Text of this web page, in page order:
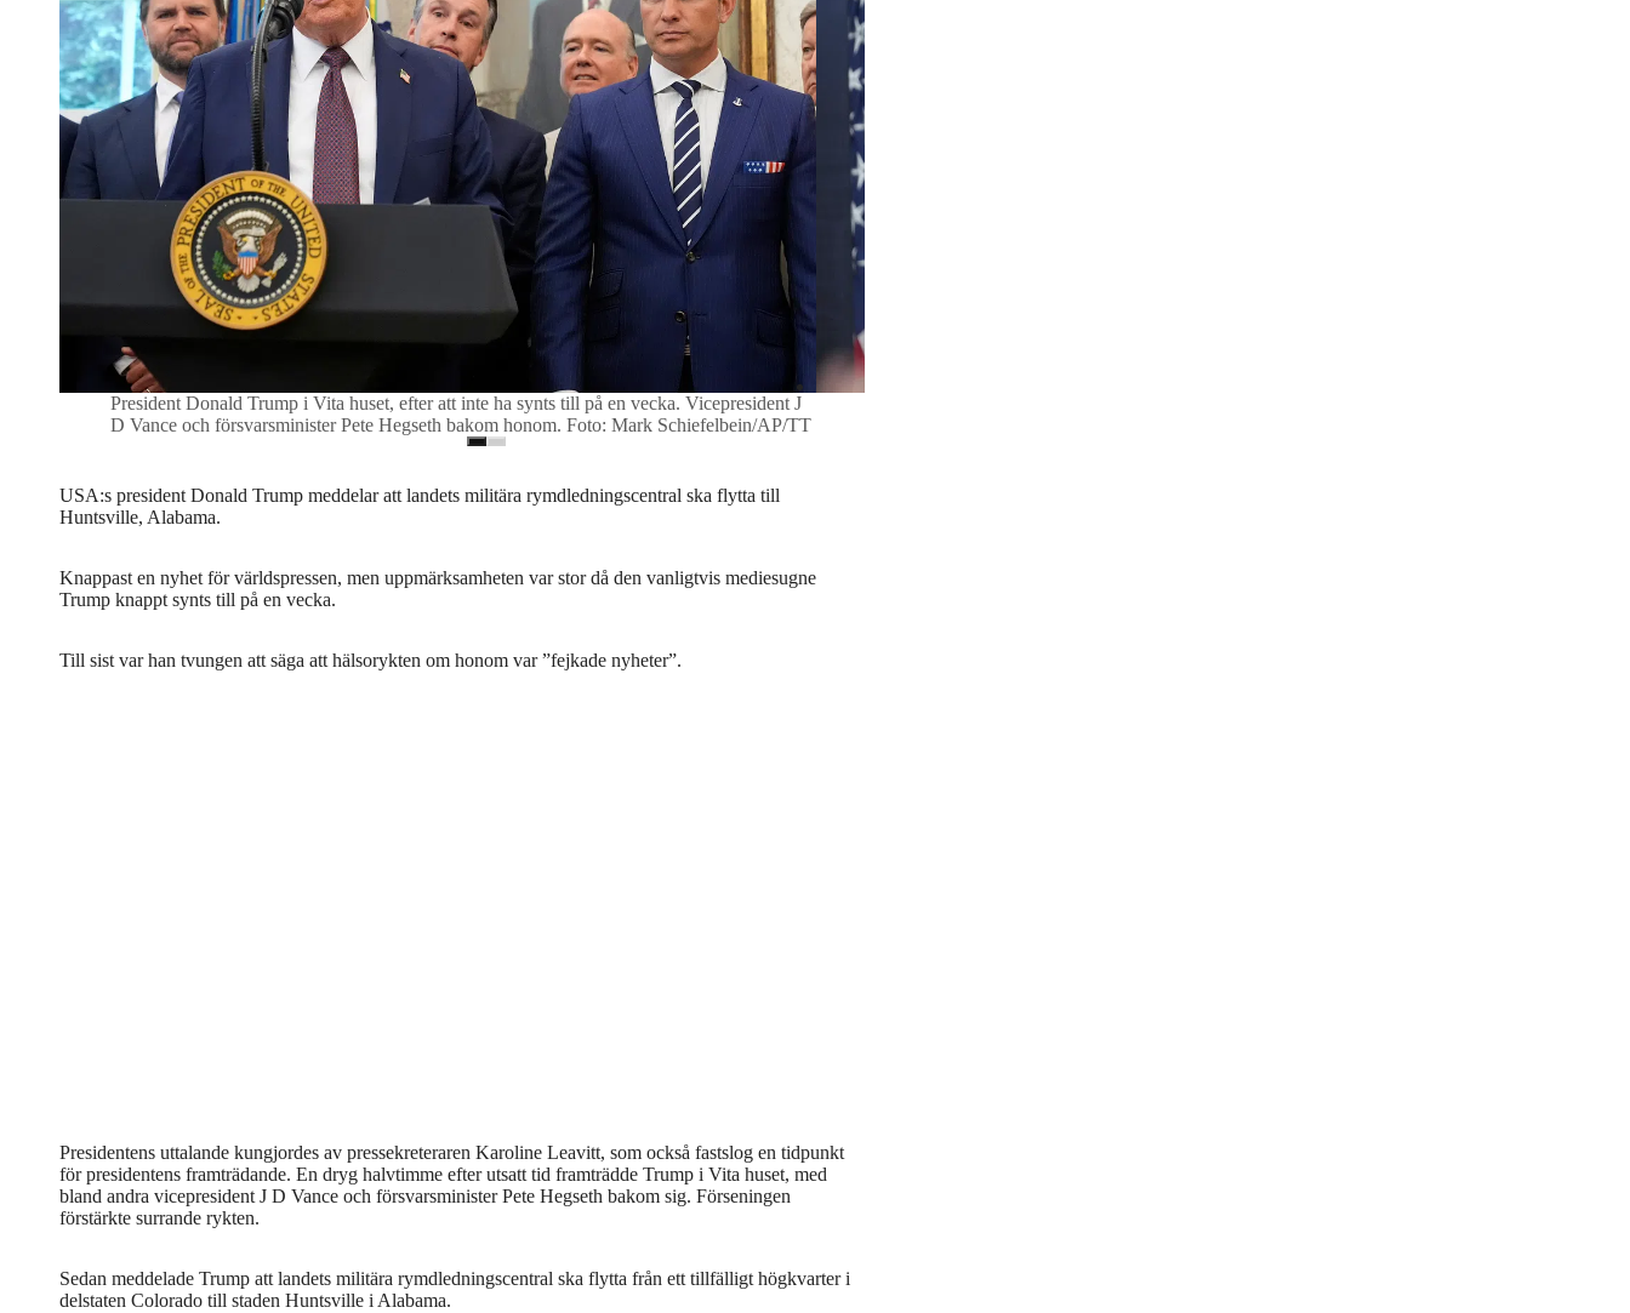
President Donald Trump i Vita huset, efter att inte ha synts till på en vecka. Vicepresident J
D Vance och försvarsminister Pete Hegseth bakom honom. Foto: Mark Schiefelbein/AP/TT
USA:s president Donald Trump meddelar att landets militära rymdledningscentral ska flytta till
Huntsville, Alabama.
Knappast en nyhet för världspressen, men uppmärksamheten var stor då den vanligtvis mediesugne
Trump knappt synts till på en vecka.
Till sist var han tvungen att säga att hälsorykten om honom var ”fejkade nyheter”.
Presidentens uttalande kungjordes av pressekreteraren Karoline Leavitt, som också fastslog en tidpunkt
för presidentens framträdande. En dryg halvtimme efter utsatt tid framträdde Trump i Vita huset, med
bland andra vicepresident J D Vance och försvarsminister Pete Hegseth bakom sig. Förseningen
förstärkte surrande rykten.
Sedan meddelade Trump att landets militära rymdledningscentral ska flytta från ett tillfälligt högkvarter i
delstaten Colorado till staden Huntsville i Alabama.